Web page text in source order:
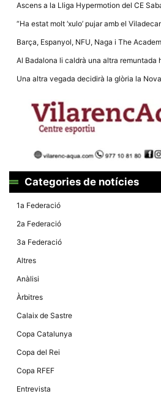
Ascens a la Lliga Hypermotion del CE
“Ha estat molt ‘xulo’ pujar amb el
Barça, Espanyol, NFU, Naga i The
Al Badalona li caldrà una altra remuntada
Una altra vegada decidirà la glòria la
Categories de notícies
1a Federació
2a Federació
3a Federació
Altres
Anàlisi
Àrbitres
Calaix de Sastre
Copa Catalunya
Copa del Rei
Copa RFEF
Entrevista